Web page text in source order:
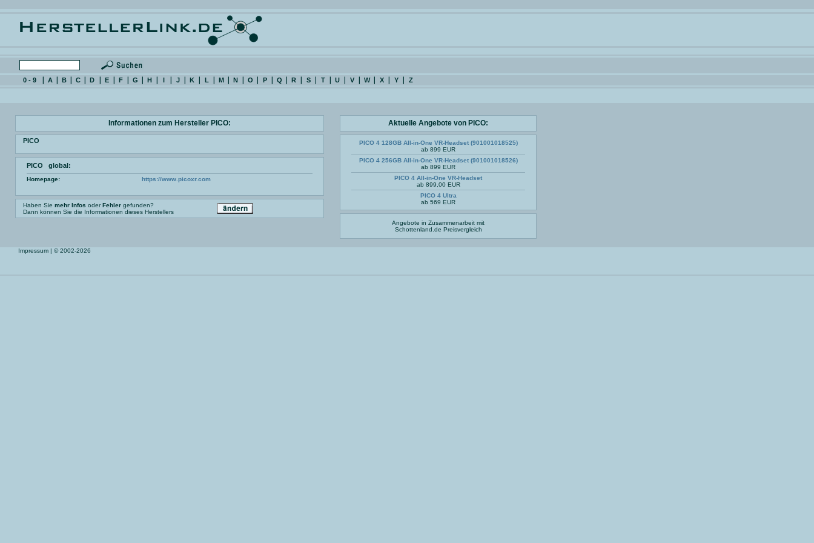
0 - 9 A B C D E F G H I J K L M N O P Q R S T U V W X Y Z
Informationen zum Hersteller PICO:
PICO
PICO global:
Homepage: https://www.picoxr.com
Haben Sie mehr Infos oderFehler gefunden?
Dann können Sie die Informationen dieses Herstellers
Aktuelle Angebote von PICO:
PICO 4 128GB All-in-One VR-Headset (901001018525)
ab 899 EUR
PICO 4 256GB All-in-One VR-Headset (901001018526)
ab 899 EUR
PICO 4 All-in-One VR-Headset
ab 899,00 EUR
PICO 4 Ultra
ab 569 EUR
Angebote in Zusammenarbeit mit
Schottenland.de Preisvergleich
Impressum | © 2002-2026